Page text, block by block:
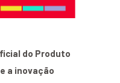
do Produto
a inovação